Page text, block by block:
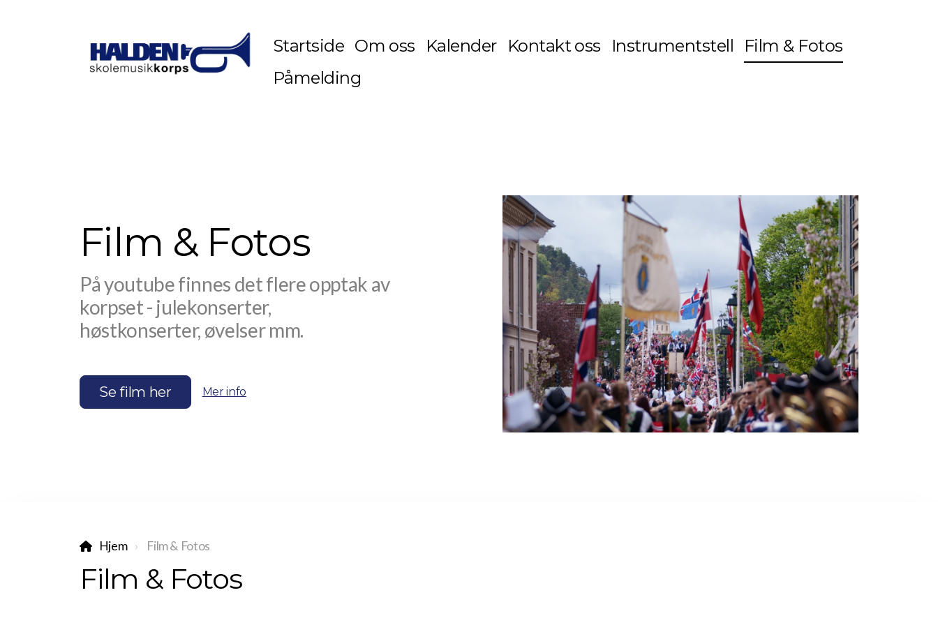
Startside Om oss Kalender Kontakt oss Instrumentstell
Film & Fotos
Påmelding
Film & Fotos
På youtube finnes det flere opptak av
korpset - julekonserter,
høstkonserter, øvelser mm.
Se film her Mer info
Hjem Film & Fotos
Film & Fotos